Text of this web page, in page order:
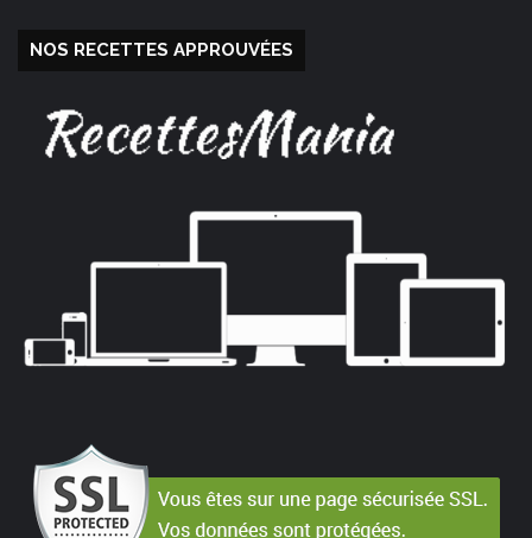
NOS RECETTES APPROUVÉES